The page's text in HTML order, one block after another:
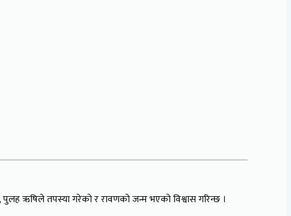
पुलह ऋषिले तपस्या गरेको र रावणको जन्म भएको विश्वास गरिन्छ ।